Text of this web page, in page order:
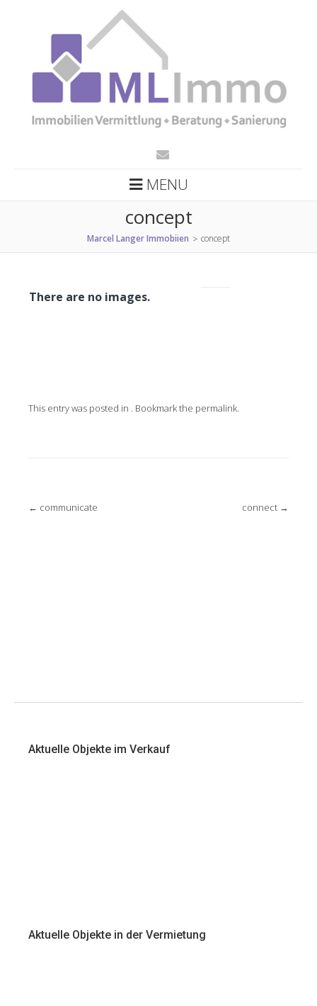
MENU
concept
Marcel Langer Immobiien > concept
There are no images.
This entry was posted in . Bookmark the permalink.
Post
← communicate connect →
Aktuelle Objekte im Verkauf
Aktuelle Objekte in der Vermietung